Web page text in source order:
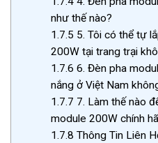
như thế nào?
1.7.5 5. Tôi có thể tự
200W tại trang trại
1.7.6 6. Đèn pha
nắng ở Việt Nam
1.7.7 7. Làm thế nào
module 200W chính
1.7.8 Thông Tin Liên